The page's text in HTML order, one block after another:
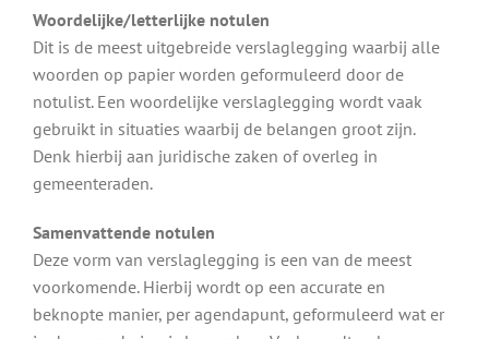
Woordelijke/letterlijke notulen
Dit is de meest uitgebreide verslaglegging waarbij alle
woorden op papier worden geformuleerd door de
notulist. Een woordelijke verslaglegging wordt vaak
gebruikt in situaties waarbij de belangen groot zijn.
Denk hierbij aan juridische zaken of overleg in
gemeenteraden.
Samenvattende notulen
Deze vorm van verslaglegging is een van de meest
voorkomende. Hierbij wordt op een accurate en
beknopte manier, per agendapunt, geformuleerd wat er